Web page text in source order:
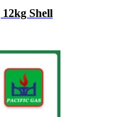
Shell